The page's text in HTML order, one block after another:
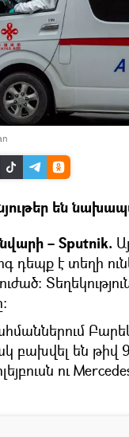
են
– Sputnik.
դեպք է տեղի
բախվել են թիվ 9
ու